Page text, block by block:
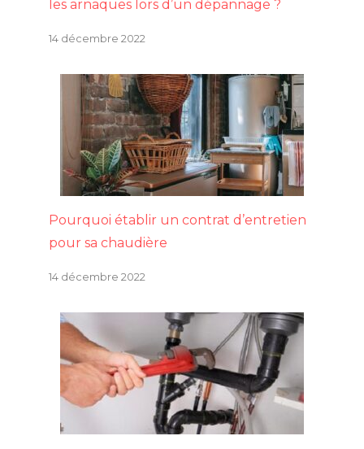
les arnaques lors d’un dépannage ?
14 décembre 2022
Pourquoi établir un contrat d’entretien
pour sa chaudière
14 décembre 2022